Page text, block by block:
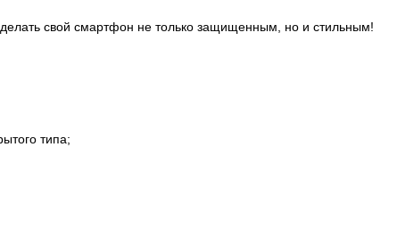
свой смартфон не только защищенным, но и стильным!
типа;